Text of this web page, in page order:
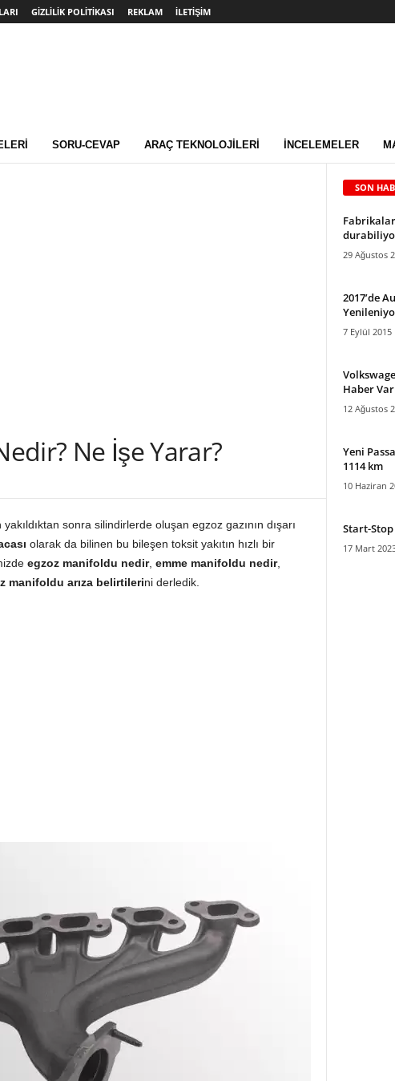
GIZLILIK POLITIKASI REKLAM İLETIŞIM
SORU-CEVAP ARAÇ TEKNOLOJILERI İNCELEMELER
Ne İşe Yarar?
yakıldıktan sonra silindirlerde oluşan egzoz gazının dışarı
olarak da bilinen bu bileşen toksit yakıtın hızlı bir
egzoz manifoldu nedir, emme manifoldu nedir,
manifoldu arıza belirtilerini derledik.
SON
29 Ağustos
2017’de
7 Eylül 2015
Haber Var
12 Ağustos
Yeni
1114 km
10 Haziran
Start-Stop
17 Mart